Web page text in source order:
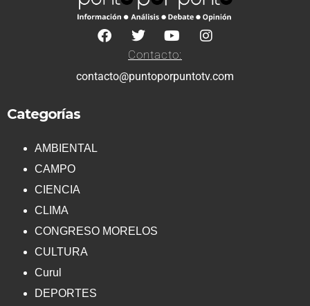
Contacto:
contacto@puntoporpuntotv.com
Categorías
AMBIENTAL
CAMPO
CIENCIA
CLIMA
CONGRESO MORELOS
CULTURA
Curul
DEPORTES